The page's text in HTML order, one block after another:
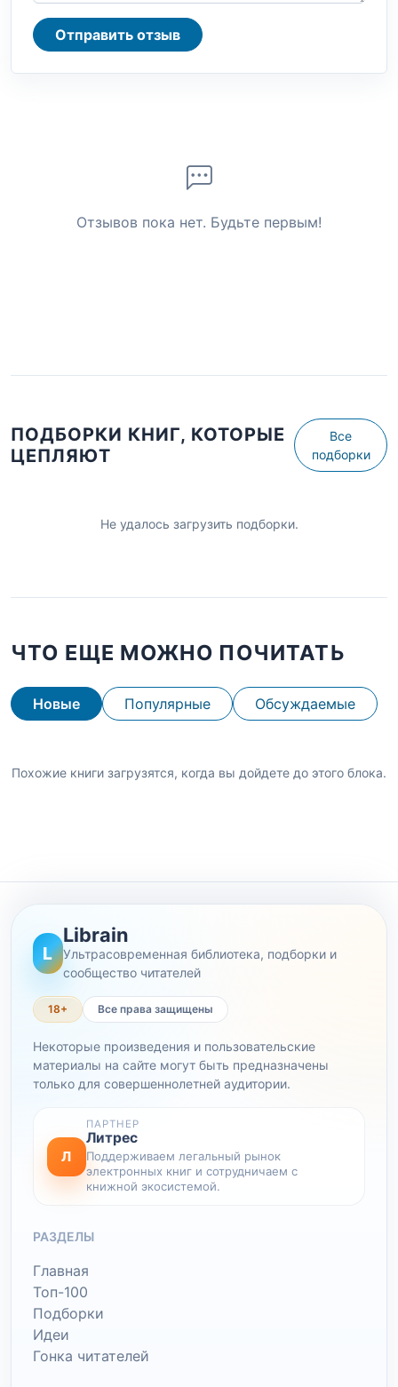
Отправить отзыв
Отзывов пока нет. Будьте первым!
ПОДБОРКИ КНИГ, КОТОРЫЕ
ЦЕПЛЯЮТ
Все
подборки
Не удалось загрузить подборки.
ЧТО ЕЩЕ МОЖНО ПОЧИТАТЬ
Новые Популярные Обсуждаемые
Похожие книги загрузятся, когда вы дойдете до этого блока.
L
Librain
Ультрасовременная библиотека, подборки и
сообщество читателей
18+ Все права защищены
Некоторые произведения и пользовательские
материалы на сайте могут быть предназначены
только для совершеннолетней аудитории.
Л
ПАРТНЕР
Литрес
Поддерживаем легальный рынок
электронных книг и сотрудничаем с
книжной экосистемой.
РАЗДЕЛЫ
Главная
Топ-100
Подборки
Идеи
Гонка читателей